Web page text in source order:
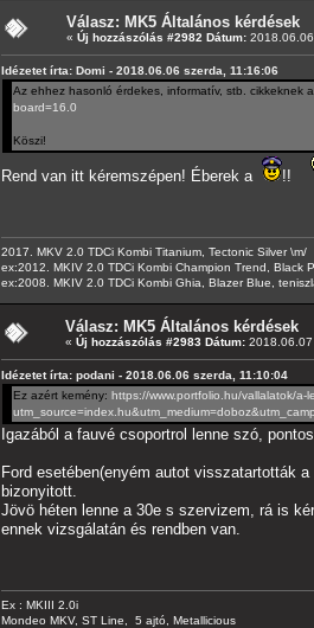
Válasz: MK5 Általános kérdések
« Új hozzászólás #2982 Dátum:
Idézetet írta: Domi - 2018.06.06 szerda, 11:16:06
Az ehhez hasonló érdekes, informatív, stb.
board=16.0
Köszi!
Rend van itt kéremszépen! Éberek a !!
2017. MKV 2.0 TDCi Kombi Titanium, Tectonic Silver \m/
ex:2012. MKIV 2.0 TDCi Kombi Champion Trend, Black
ex:2008. MKIV 2.0 TDCi Kombi Ghia, Blazer Blue,
Válasz: MK5 Általános kérdések
« Új hozzászólás #2983 Dátum:
Idézetet írta: podani - 2018.06.06 szerda, 11:10:04
Ez azért kemény: https://www.portfolio.hu/vallalatok/a-
Igazából a fauvé csoportrol lenne szó,
Ford esetében(enyém autot visszatartották
bizonyitott.
Jövö héten lenne a 30e s szervizem, rá is
ennek vizsgálatán és rendben van.
Ex : MKIII 2.0i
Mondeo MKV, ST Line, 5 ajtó, Metallicious